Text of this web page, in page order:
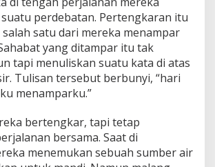
perdebatan. Pertengkaran itu
satu dari mereka menampar
yang ditampar itu tak
tapi menuliskan suatu kata di atas
Tulisan tersebut berbunyi, “hari
menamparku.”
bertengkar, tapi tetap
bersama. Saat di
menemukan sebuah sumber air